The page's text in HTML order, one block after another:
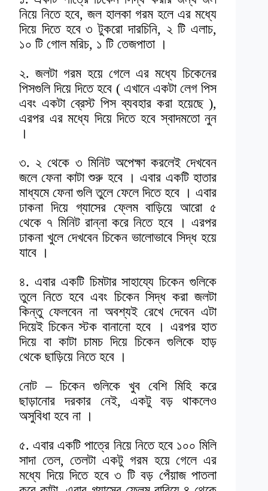
নিয়ে নিতে হবে, জল হালকা গরম হলে এর মধ্যে
দিয়ে দিতে হবে ৩ টুকরো দারচিনি, ২ টি এলাচ,
১০ টি গোল মরিচ, ১ টি তেজপাতা ।
২. জলটা গরম হয়ে গেলে এর মধ্যে চিকেনের
পিসগুলি দিয়ে দিতে হবে ( এখানে একটা লেগ পিস
এবং একটা ব্রেস্ট পিস ব্যবহার করা হয়েছে ),
এরপর এর মধ্যে দিয়ে দিতে হবে স্বাদমতো নুন
।
৩. ২ থেকে ৩ মিনিট অপেক্ষা করলেই দেখবেন
জলে ফেনা কাটা শুরু হবে । এবার একটি হাতার
মাধ্যমে ফেনা গুলি তুলে ফেলে দিতে হবে । এবার
ঢাকনা দিয়ে গ্যাসের ফ্লেম বাড়িয়ে আরো ৫
থেকে ৭ মিনিট রান্না করে নিতে হবে । এরপর
ঢাকনা খুলে দেখবেন চিকেন ভালোভাবে সিদ্ধ হয়ে
যাবে ।
৪. এবার একটি চিমটার সাহায্যে চিকেন গুলিকে
তুলে নিতে হবে এবং চিকেন সিদ্ধ করা জলটা
কিন্তু ফেলবেন না অবশ্যই রেখে দেবেন এটা
দিয়েই চিকেন স্টক বানানো হবে । এরপর হাত
দিয়ে বা কাটা চামচ দিয়ে চিকেন গুলিকে হাড়
থেকে ছাড়িয়ে নিতে হবে ।
নোট – চিকেন গুলিকে খুব বেশি মিহি করে
ছাড়ানোর দরকার নেই, একটু বড় থাকলেও
অসুবিধা হবে না ।
৫. এবার একটি পাত্রে নিয়ে নিতে হবে ১০০ মিলি
সাদা তেল, তেলটা একটু গরম হয়ে গেলে এর
মধ্যে দিয়ে দিতে হবে ৩ টি বড় পেঁয়াজ পাতলা